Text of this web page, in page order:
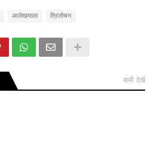
आलेखमाला त्रिलोचन
सभी देखें